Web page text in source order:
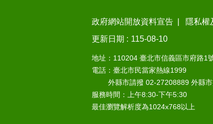
政府網站開放資料宣告
隱私權
更新日期
115-08-10
地址：110204 臺北市信義區市府路1
電話：臺北市民當家熱線1999
外縣市請撥 02-27208889 外縣市
服務時間：上午8:30-下午5:30
最佳瀏覽解析度為1024x768以上